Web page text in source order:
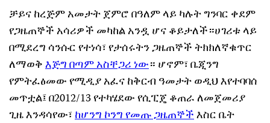
ቻይና ከረጅም አመታት ጀምሮ በዓለም ላይ ካሉት ግንባር ቀደም
የጋዜጠኞች አሳሪዎች መካከል አንዷ ሆና ቆይታለች።ሀገሪቱ ላይ
በሚደረግ ሳንሱር የተነሳ፣ የታሰሩትን ጋዜጠኞች ትክክለኛቁጥር
ለማወቅእጅግ በጣም አስቸጋሪ ነው። ሆኖም፣ ቤጂንግ
የምትፈፅመው የሚዲያ አፈና ከቅርብ ዓመታት ወዲህ እየተባባሰ
መጥቷል፤ በ2012/13 የተካሄደው የሲፒጄ ቆጠራ ለመጀመሪያ
ጊዜ እንዳሳየው፣ከሆንግ ኮንግ የመጡ ጋዜጠኞችእስር ቤት